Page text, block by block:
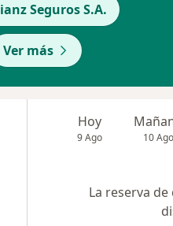
Seguros S.A.
Ver más
Hoy
9 Ago 10 Ago
La reserva